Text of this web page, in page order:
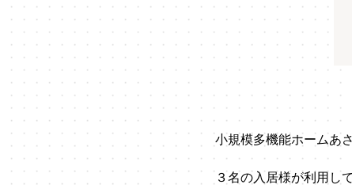
小規模多機能ホームあ
３名の入居様が利用し